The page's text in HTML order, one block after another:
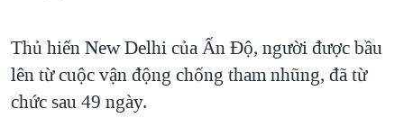
THỂ THAO
GIÁO DỤC
GROUND ZERO – XƯA VÀ NAY
CHI PHÍ CHIẾN TRANH AFGHANISTAN
CÁC GIÁ TRỊ CỘNG HÒA Ở VIỆT NAM
Thủ hiến New Delhi của Ấn Ðộ, người được bầu
lên từ cuộc vận động chống tham nhũng, đã từ
chức sau 49 ngày.